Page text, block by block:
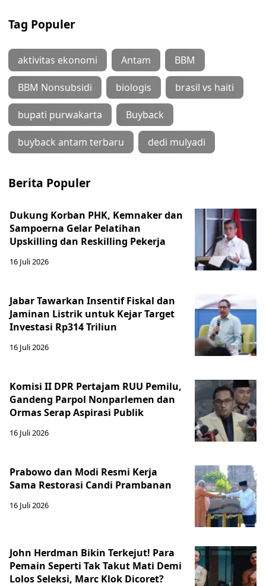
Tag Populer
aktivitas ekonomi Antam BBM
BBM Nonsubsidi biologis brasil vs haiti
bupati purwakarta Buyback
buyback antam terbaru dedi mulyadi
Berita Populer
Dukung Korban PHK, Kemnaker dan
Sampoerna Gelar Pelatihan
Upskilling dan Reskilling Pekerja
16 Juli 2026
Jabar Tawarkan Insentif Fiskal dan
Jaminan Listrik untuk Kejar Target
Investasi Rp314 Triliun
16 Juli 2026
Komisi II DPR Pertajam RUU Pemilu,
Gandeng Parpol Nonparlemen dan
Ormas Serap Aspirasi Publik
16 Juli 2026
Prabowo dan Modi Resmi Kerja
Sama Restorasi Candi Prambanan
16 Juli 2026
John Herdman Bikin Terkejut! Para
Pemain Seperti Tak Takut Mati Demi
Lolos Seleksi, Marc Klok Dicoret?